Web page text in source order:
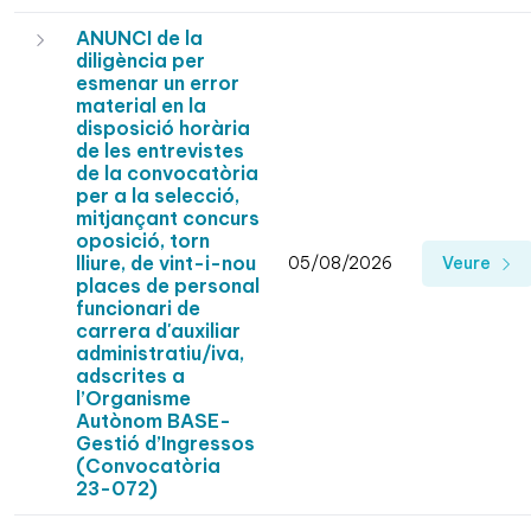
ANUNCI de la
diligència per
esmenar un error
material en la
disposició horària
de les entrevistes
de la convocatòria
per a la selecció,
mitjançant concurs
oposició, torn
lliure, de vint-i-nou
places de personal
funcionari de
carrera d'auxiliar
administratiu/iva,
adscrites a
l’Organisme
Autònom BASE-
Gestió d’Ingressos
(Convocatòria
23-072)
05/08/2026 Veure